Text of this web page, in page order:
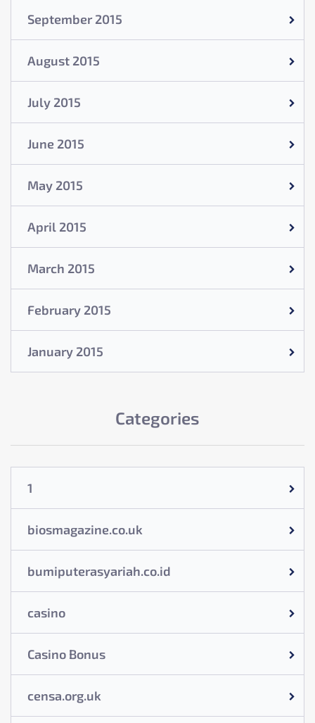
September 2015
August 2015
July 2015
June 2015
May 2015
April 2015
March 2015
February 2015
January 2015
Categories
1
biosmagazine.co.uk
bumiputerasyariah.co.id
casino
Casino Bonus
censa.org.uk